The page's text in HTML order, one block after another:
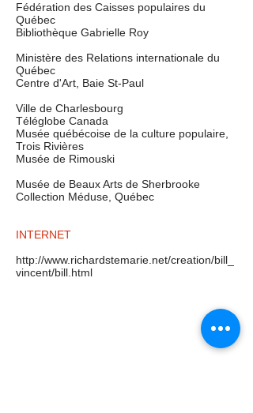
Fédération des Caisses populaires du
Québec
Bibliothèque Gabrielle Roy
Ministère des Relations internationale du
Québec
Centre d'Art, Baie St-Paul
Ville de Charlesbourg
Téléglobe Canada
Musée québécoise de la culture populaire,
Trois Rivières
Musée de Rimouski
Musée de Beaux Arts de Sherbrooke
Collection Méduse, Québec
INTERNET
http://www.richardstemarie.net/creation/bill_
vincent/bill.html